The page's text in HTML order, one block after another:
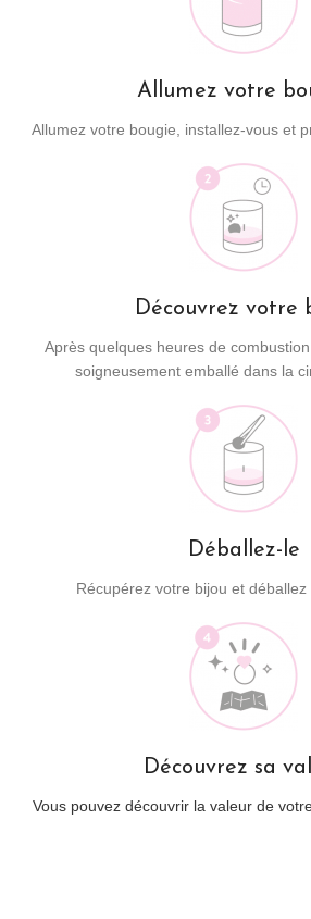
Allumez votre
Allumez votre bougie, installez-vous et
Découvrez votre
Après quelques heures de
soigneusement emballé dans la
Déballez-le
Récupérez votre bijou et
Découvrez sa
Vous pouvez découvrir la valeur de